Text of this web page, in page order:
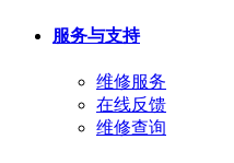
服务与支持
维修服务
在线反馈
维修查询